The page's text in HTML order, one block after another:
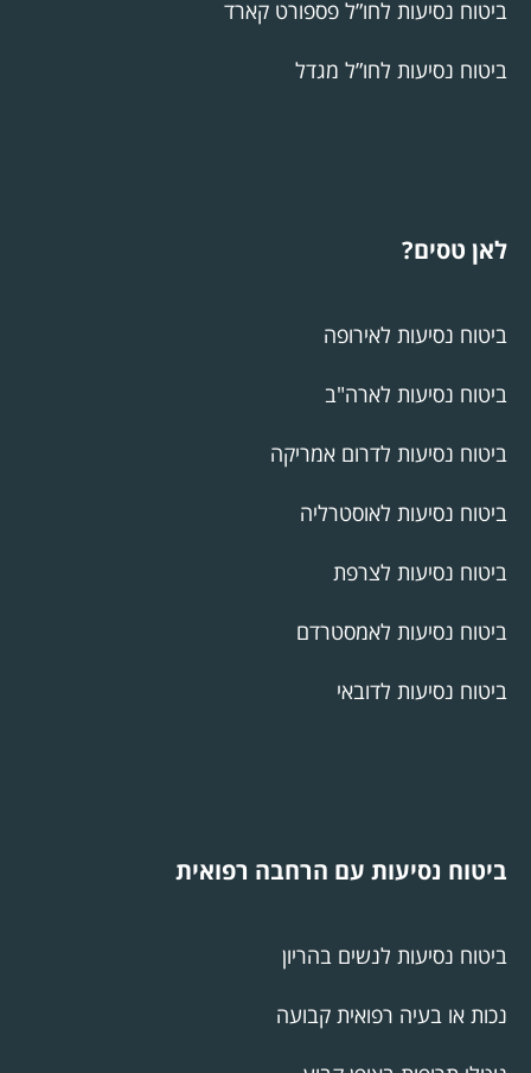
ביטוח נסיעות לחו”ל פספורט קארד
ביטוח נסיעות לחו”ל מגדל
לאן טסים?
ביטוח נסיעות לאירופה
ביטוח נסיעות לארה"ב
ביטוח נסיעות לדרום אמריקה
ביטוח נסיעות לאוסטרליה
ביטוח נסיעות לצרפת
ביטוח נסיעות לאמסטרדם
ביטוח נסיעות לדובאי
ביטוח נסיעות עם הרחבה רפואית
ביטוח נסיעות לנשים בהריון
נכות או בעיה רפואית קבועה